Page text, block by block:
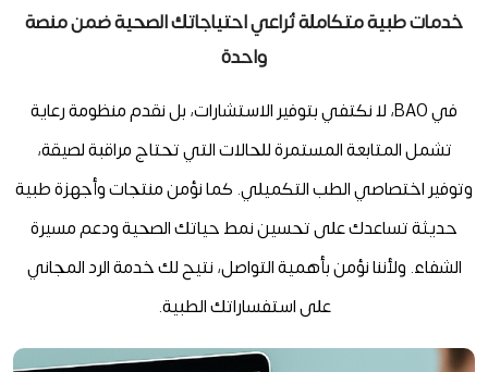
خدمات طبية متكاملة تُراعي احتياجاتك الصحية ضمن منصة
واحدة
في BAO، لا نكتفي بتوفير الاستشارات، بل نقدم منظومة رعاية
تشمل المتابعة المستمرة للحالات التي تحتاج مراقبة لصيقة،
وتوفير اختصاصي الطب التكميلي. كما نؤمن منتجات وأجهزة طبية
حديثة تساعدك على تحسين نمط حياتك الصحية ودعم مسيرة
الشفاء. ولأننا نؤمن بأهمية التواصل، نتيح لك خدمة الرد المجاني
على استفساراتك الطبية.